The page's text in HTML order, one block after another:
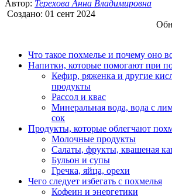
Автор: Терехова Анна Владимировна
Создано: 01 сент 2024
Что такое похмелье и почему оно
Напитки, которые помогают при
Кефир, ряженка и другие
продукты
Рассол и квас
Минеральная вода, вода с
сок
Продукты, которые облегчают
Молочные продукты
Салаты, фрукты, квашеная
Бульон и супы
Гречка, яйца, орехи
Чего следует избегать с похмелья
Кофеин и энергетики